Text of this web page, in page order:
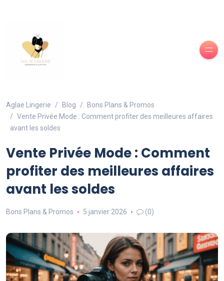
Aglae Lingerie Blog
Bons Plans & Promos
Vente Privée Mode : Comment profiter des meilleures affaires
avant les soldes
Vente Privée Mode : Comment
profiter des meilleures affaires
avant les soldes
Bons Plans & Promos 5 janvier 2026 (0)